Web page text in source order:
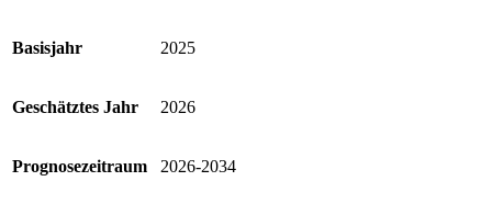
Basisjahr 2025
Geschätztes Jahr 2026
Prognosezeitraum 2026-2034